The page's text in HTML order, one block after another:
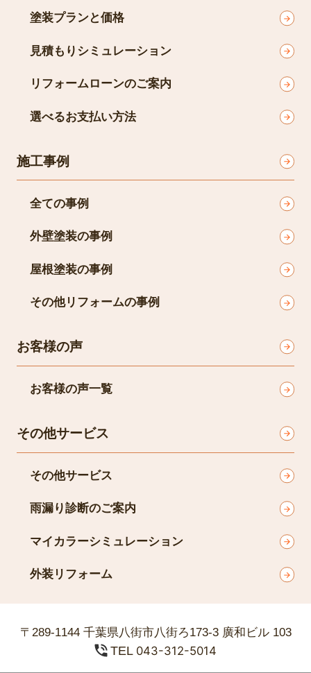
塗装プランと価格
見積もりシミュレーション
リフォームローンのご案内
選べるお支払い方法
施工事例
全ての事例
外壁塗装の事例
屋根塗装の事例
その他リフォームの事例
お客様の声
お客様の声一覧
その他サービス
その他サービス
雨漏り診断のご案内
マイカラーシミュレーション
外装リフォーム
〒289-1144 千葉県八街市八街ろ173-3 廣和ビル 103
TEL 043-312-5014